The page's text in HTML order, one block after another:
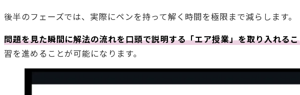
後半のフェーズでは、実際にペンを持って解く時間を極限まで減らします。
問題を見た瞬間に解法の流れを口頭で説明する「エア授業」を取り入れる
習を進めることが可能になります。